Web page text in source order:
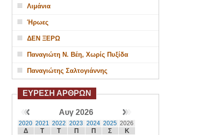
Λιμάνια
Ήρωες
ΔΕΝ ΞΕΡΩ
Παναγιώτη Ν. Βέη, Χωρίς Πυξίδα
Παναγιώτης Σαλτογιάννης
ΕΥΡΕΣΗ ΑΡΘΡΩΝ
Αυγ 2026
2020 2021 2022 2023 2024 2025 2026
Δ Τ Τ Π Π Σ Κ